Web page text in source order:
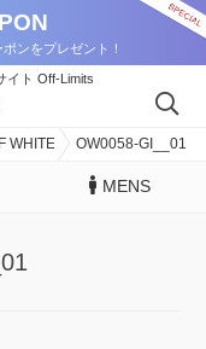
ンをプレゼント！
イト Off-Limits
WHITE OW0058-GI__01
MENS